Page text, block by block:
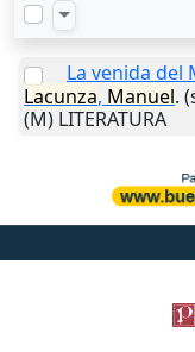
La venida del
Lacunza, Manuel.
(M) LITERATURA